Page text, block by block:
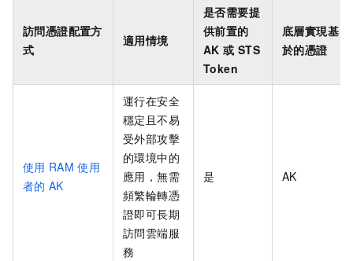
訪問憑證配置方
式
適用情境
是否需要提
供前置的
AK 或 STS
Token
底層實現基
於的憑證
使用 RAM 使用
者的 AK
運行在安全
穩定且不易
受外部攻擊
的環境中的
應用，無需
頻繁輪轉憑
證即可長期
訪問雲端服
務
是 AK